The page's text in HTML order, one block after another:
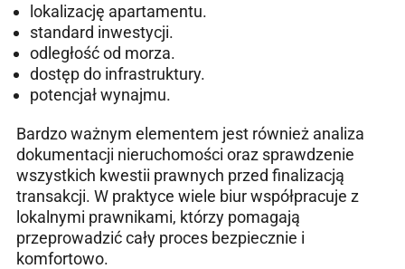
lokalizację apartamentu.
standard inwestycji.
odległość od morza.
dostęp do infrastruktury.
potencjał wynajmu.
Bardzo ważnym elementem jest również analiza
dokumentacji nieruchomości oraz sprawdzenie
wszystkich kwestii prawnych przed finalizacją
transakcji. W praktyce wiele biur współpracuje z
lokalnymi prawnikami, którzy pomagają
przeprowadzić cały proces bezpiecznie i
komfortowo.